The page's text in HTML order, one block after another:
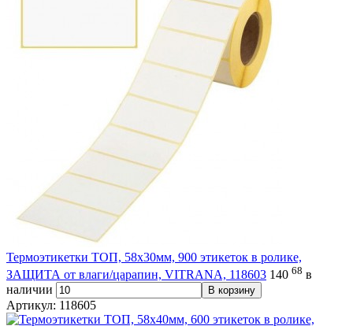
Термоэтикетки ТОП, 58х30мм, 900 этикеток в ролике,
ЗАЩИТА от влаги/царапин, VITRANA, 118603 140 68 в
наличии
В корзину
Артикул: 118605